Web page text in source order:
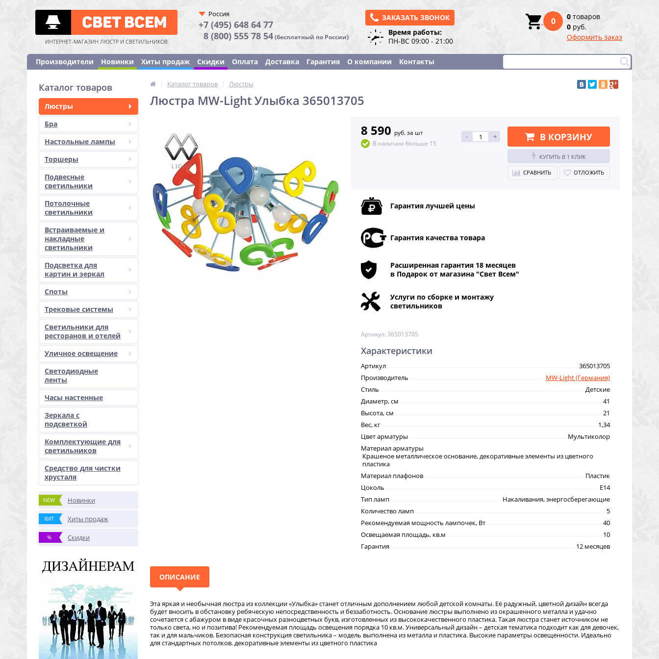
ИНТЕРНЕТ-МАГАЗИН ЛЮСТР И СВЕТИЛЬНИКОВ
Россия
+7 (495) 648 64 77
8 (800) 555 78 54(бесплатный по России)
ЗАКАЗАТЬ ЗВОНОК
Время работы:
ПН-ВС 09:00 - 21:00
0 0 товаров
0 руб.
Оформить заказ
Производители Новинки Хиты продаж Скидки Оплата Доставка Гарантия О компании Контакты
Каталог товаров
Люстры
Бра
Настольные лампы
Торшеры
Подвесные
светильники
Потолочные
светильники
Встраиваемые и
накладные
светильники
Подсветка для
картин и зеркал
Споты
Трековые системы
Светильники для
ресторанов и отелей
Уличное освещение
Светодиодные
ленты
Часы настенные
Зеркала с
подсветкой
Комплектующие для
светильников
Средство для чистки
хрусталя
NEW Новинки
ХИТ Хиты продаж
% Скидки
| Каталог товаров | Люстры
Люстра MW-Light Улыбка 365013705
8 590 руб. за шт
В наличии больше 15
- + В КОРЗИНУ
КУПИТЬ В 1 КЛИК
СРАВНИТЬ ОТЛОЖИТЬ
Гарантия лучшей цены
Гарантия качества товара
Расширенная гарантия 18 месяцев
в Подарок от магазина "Свет Всем"
Услуги по сборке и монтажу
светильников
Артикул: 365013705
Характеристики
Артикул
365013705
Производитель
MW-Light (Германия)
Стиль
Детские
Диаметр, см
41
Высота, см
21
Вес, кг
1,34
Цвет арматуры
Мультиколор
Материал арматуры
Крашеное металлическое основание, декоративные элементы из цветного
пластика
Материал плафонов
Пластик
Цоколь
E14
Тип ламп
Накаливания, энергосберегающие
Количество ламп
5
Рекомендуемая мощность лампочек, Вт
40
Освещаемая площадь, кв.м
10
Гарантия
12 месяцев
ОПИСАНИЕ
Эта яркая и необычная люстра из коллекции «Улыбка» станет отличным дополнением любой детской комнаты. Её радужный, цветной дизайн всегда
будет вносить в обстановку ребяческую непосредственность и беззаботность. Основание люстры выполнено из окрашенного металла и удачно
сочетается с абажуром в виде красочных разноцветных букв, изготовленных из высококачественного пластика. Такая люстра станет источником не
только света, но и позитива! Рекомендуемая площадь освещения порядка 10 кв.м. Универсальный дизайн – детская тематика подходит как для девочек,
так и для мальчиков. Безопасная конструкция светильника – модель выполнена из металла и пластика. Высокие параметры освещенности. Идеально
для стандартных потолков. декоративные элементы из цветного пластика